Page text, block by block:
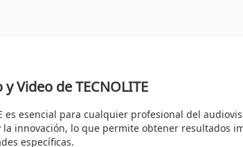
Video de TECNOLITE
es esencial para cualquier profesional del
innovación, lo que permite obtener resultados
específicas.